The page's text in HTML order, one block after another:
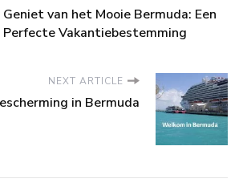
Geniet van het Mooie Bermuda: Een
Perfecte Vakantiebestemming
NEXT ARTICLE
in Bermuda